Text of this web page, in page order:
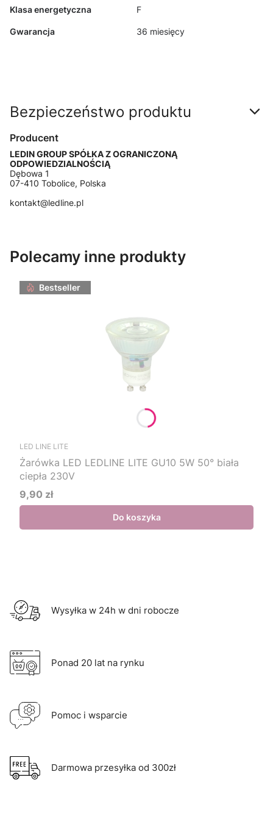
Klasa energetyczna F
Gwarancja 36 miesięcy
Bezpieczeństwo produktu
Producent
LEDIN GROUP SPÓŁKA Z OGRANICZONĄ
ODPOWIEDZIALNOŚCIĄ
Dębowa 1
07-410 Tobolice, Polska
kontakt@ledline.pl
Polecamy inne produkty
Bestseller
LED LINE LITE
Żarówka LED LEDLINE LITE GU10 5W 50° biała
ciepła 230V
Cena
9,90 zł
Do koszyka
Wysyłka w 24h w dni robocze
Ponad 20 lat na rynku
Pomoc i wsparcie
Darmowa przesyłka od 300zł